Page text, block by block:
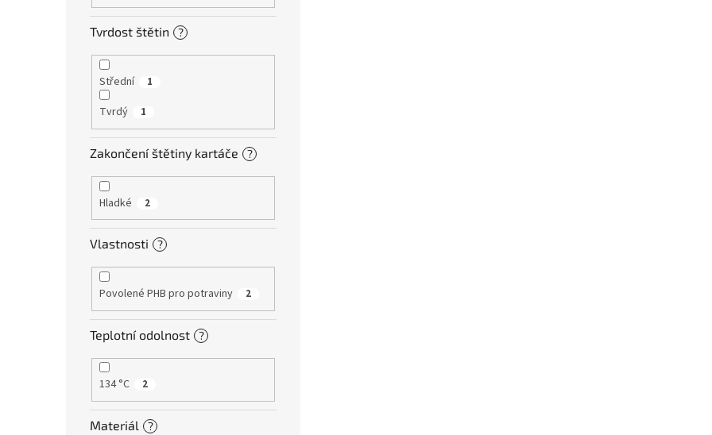
Tvrdost štětin ?
Střední 1
Tvrdý 1
Zakončení štětiny kartáče ?
Hladké 2
Vlastnosti ?
Povolené PHB pro potraviny 2
Teplotní odolnost ?
134 °C 2
Materiál ?